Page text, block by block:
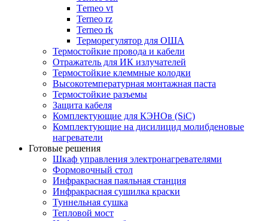
Тerneo vt
Terneo rz
Terneo rk
Терморегулятор для ОША
Термостойкие провода и кабели
Отражатель для ИК излучателей
Термостойкие клеммные колодки
Высокотемпературная монтажная паста
Термостойкие разъемы
Защита кабеля
Комплектующие для КЭНОв (SiC)
Комплектующие на дисилицид молибденовые
нагреватели
Готовые решения
Шкаф управления электронагревателями
Формовочный стол
Инфракрасная паяльная станция
Инфракрасная сушилка краски
Туннельная сушка
Тепловой мост